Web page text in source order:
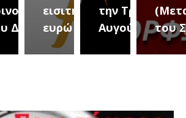
Δήμου
εισιτήριο 2
ευρώ
την Τρίτη 18
Αυγούστουτου